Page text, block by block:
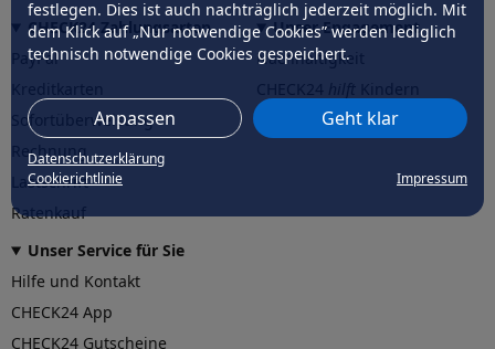
festlegen. Dies ist auch nachträglich jederzeit möglich. Mit
dem Klick auf „Nur notwendige Cookies” werden lediglich
technisch notwendige Cookies gespeichert.
Anpassen Geht klar
Datenschutzerklärung
Cookierichtlinie
Impressum
CHECK24 Zahlungsarten
PayPal
Sofortüberweisung
Rechnung
Lastschrift
Ratenkauf
Unser Engagement
Nachhaltigkeit
CHECK24hilftder Natur
Unser Service für Sie
Hilfe und Kontakt
CHECK24 App
CHECK24 Gutscheine